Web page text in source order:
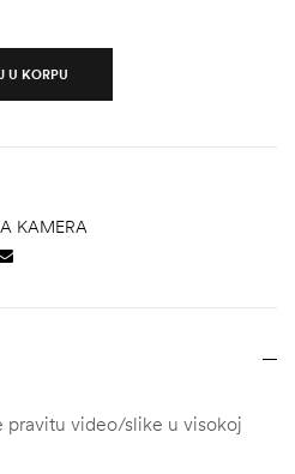
U KORPU
KAMERA
pravitu video/slike u visokoj